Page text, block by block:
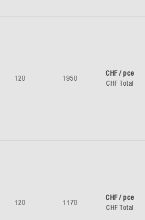
120 1950
CHF / pce
CHF Total
120 1170
CHF / pce
CHF Total